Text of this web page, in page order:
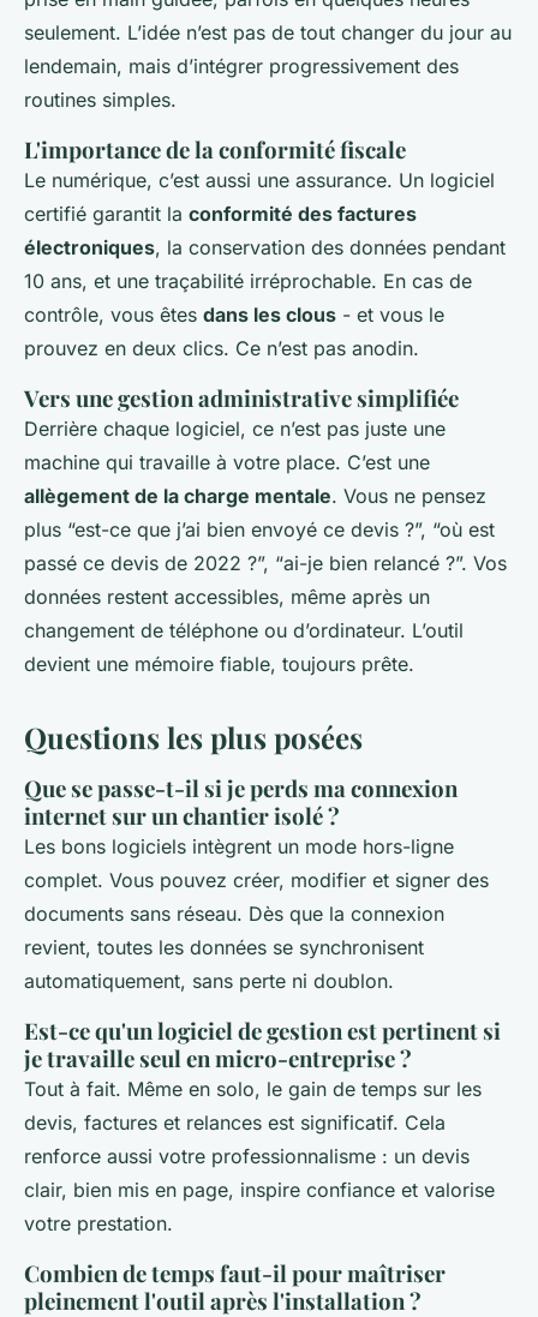
seulement. L’idée n’est pas de tout changer du jour au
lendemain, mais d’intégrer progressivement des
routines simples.
L'importance de la conformité fiscale
Le numérique, c’est aussi une assurance. Un logiciel
certifié garantit la conformité des factures
électroniques, la conservation des données pendant
10 ans, et une traçabilité irréprochable. En cas de
contrôle, vous êtes dans les clous - et vous le
prouvez en deux clics. Ce n’est pas anodin.
Vers une gestion administrative simplifiée
Derrière chaque logiciel, ce n’est pas juste une
machine qui travaille à votre place. C’est une
allègement de la charge mentale. Vous ne pensez
plus “est-ce que j’ai bien envoyé ce devis ?”, “où est
passé ce devis de 2022 ?”, “ai-je bien relancé ?”. Vos
données restent accessibles, même après un
changement de téléphone ou d’ordinateur. L’outil
devient une mémoire fiable, toujours prête.
Questions les plus posées
Que se passe-t-il si je perds ma connexion
internet sur un chantier isolé ?
Les bons logiciels intègrent un mode hors-ligne
complet. Vous pouvez créer, modifier et signer des
documents sans réseau. Dès que la connexion
revient, toutes les données se synchronisent
automatiquement, sans perte ni doublon.
Est-ce qu'un logiciel de gestion est pertinent si
je travaille seul en micro-entreprise ?
Tout à fait. Même en solo, le gain de temps sur les
devis, factures et relances est significatif. Cela
renforce aussi votre professionnalisme : un devis
clair, bien mis en page, inspire confiance et valorise
votre prestation.
Combien de temps faut-il pour maîtriser
pleinement l'outil après l'installation ?